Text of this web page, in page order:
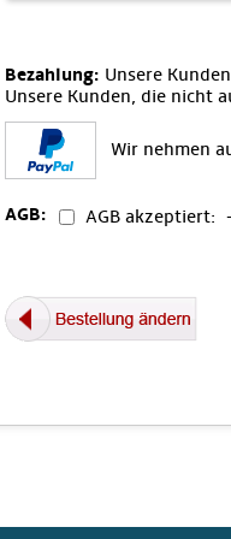
Bezahlung: Unsere
Unsere Kunden, die nicht
Wir nehmen
AGB: AGB